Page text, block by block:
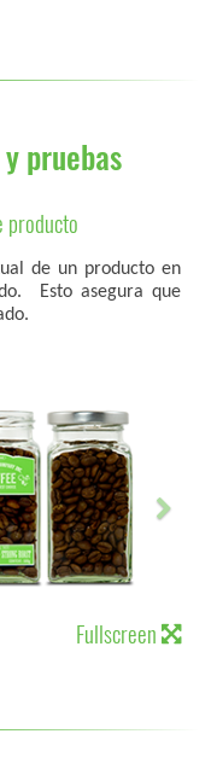
pruebas
producto
de un producto en
Esto asegura que
Fullscreen